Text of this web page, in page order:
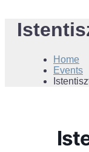
Home
Events